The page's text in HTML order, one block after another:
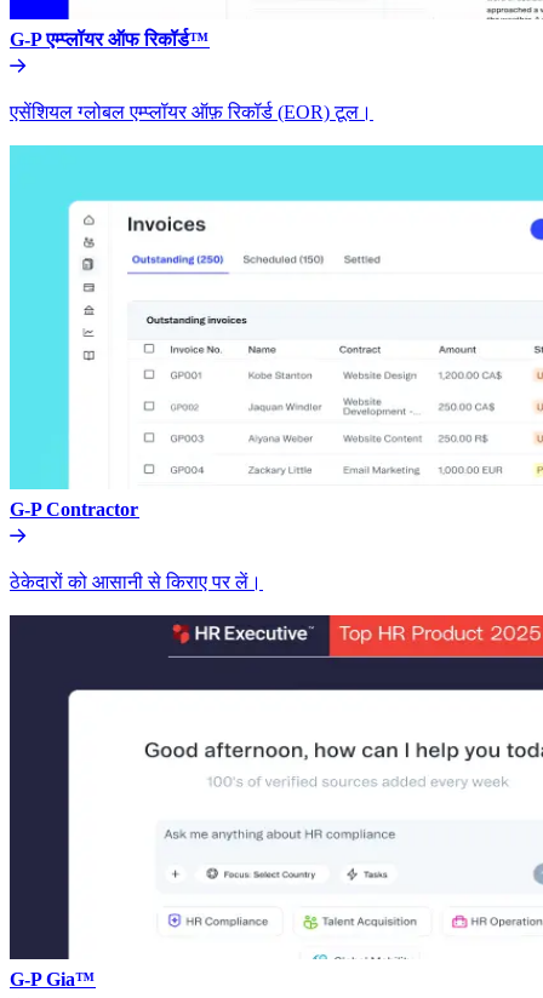
G-P एम्प्लॉयर ऑफ रिकॉर्ड™​​
एसेंशियल ग्लोबल एम्प्लॉयर ऑफ़ रिकॉर्ड (EOR) टूल।​​
G-P Contractor​​
ठेकेदारों को आसानी से किराए पर लें।​​
G-P Gia™​​